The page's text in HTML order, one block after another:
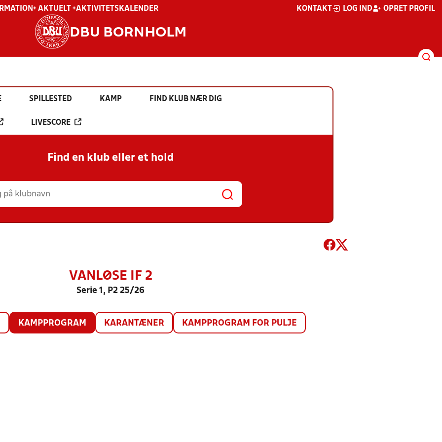
+ AKTUELT +AKTIVITETSKALENDER KONTAKT LOG IND OPRET PROFIL
DBU BORNHOLM
SPILLESTED KAMP FIND KLUB NÆR DIG
LIVESCORE
Find en klub eller et hold
VANLØSE IF 2
Serie 1, P2 25/26
KAMPPROGRAM KARANTÆNER KAMPPROGRAM FOR PULJE